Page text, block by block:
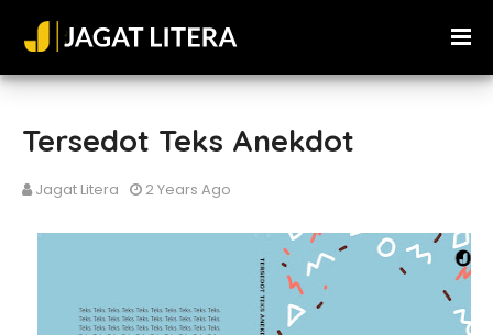
Tersedot Teks Anekdot
Jagat Litera 2 Years Ago